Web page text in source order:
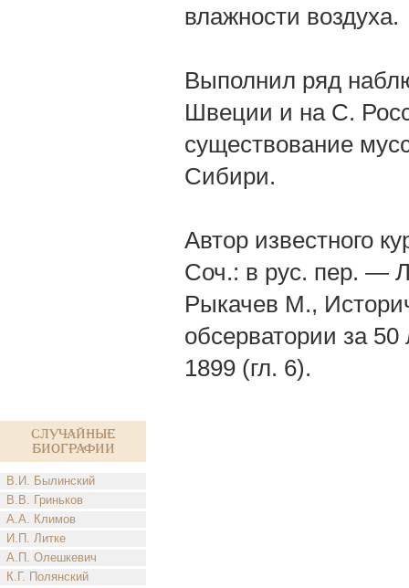
Случайные
биографии
В.И. Былинский
В.В. Гриньков
А.А. Климов
И.П. Литке
А.П. Олешкевич
К.Г. Полянский
влажности воздуха.
Выполнил ряд
Швеции и на С.
существование
Сибири.
Автор известного
Соч.: в рус. пер. —
Рыкачев М.,
обсерватории за
1899 (гл. 6).